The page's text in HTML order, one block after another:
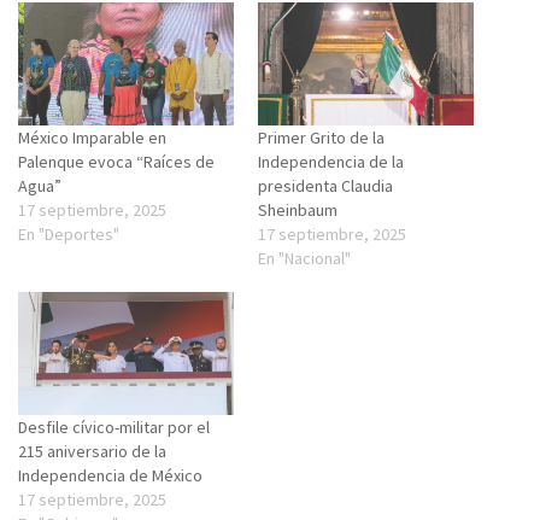
México Imparable en
Palenque evoca “Raíces de
Agua”
17 septiembre, 2025
En "Deportes"
Primer Grito de la
Independencia de la
presidenta Claudia
Sheinbaum
17 septiembre, 2025
En "Nacional"
Desfile cívico-militar por el
215 aniversario de la
Independencia de México
17 septiembre, 2025